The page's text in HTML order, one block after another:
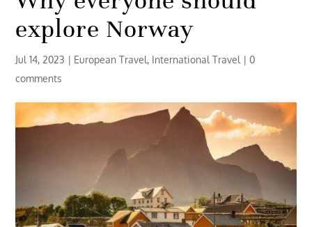
explore Norway
Jul 14, 2023 | European Travel, International Travel |0
comments